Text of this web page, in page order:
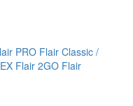
PRO Flair Classic /
Flair 2GO Flair